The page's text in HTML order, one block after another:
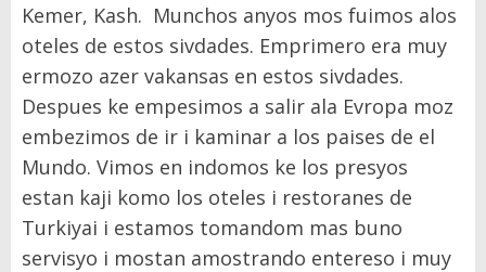
Kemer, Kash. Munchos anyos mos fuimos alos
oteles de estos sivdades. Emprimero era muy
ermozo azer vakansas en estos sivdades.
Despues ke empesimos a salir ala Evropa moz
embezimos de ir i kaminar a los paises de el
Mundo. Vimos en indomos ke los presyos
estan kaji komo los oteles i restoranes de
Turkiyai i estamos tomandom mas buno
servisyo i mostan amostrando entereso i muy